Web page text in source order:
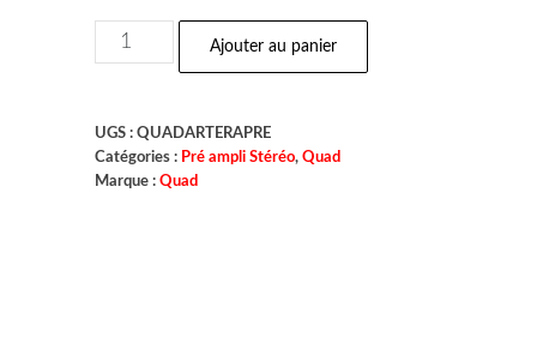
Ajouter au panier
UGS :QUADARTERAPRE
Catégories : Pré ampli Stéréo,Quad
Marque :Quad